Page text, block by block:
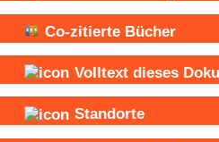
Co-zitierte Bücher
Volltext dieses
Standorte